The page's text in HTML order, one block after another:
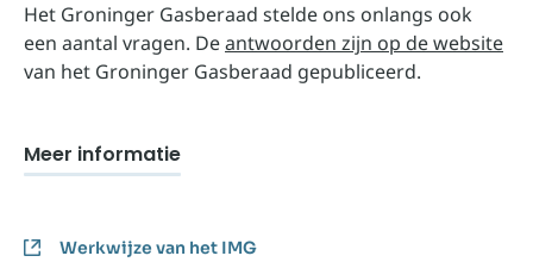
Het Groninger Gasberaad stelde ons onlangs ook
een aantal vragen. Deantwoorden zijn op de website
van het Groninger Gasberaad gepubliceerd.
Meer informatie
Werkwijze van het IMG